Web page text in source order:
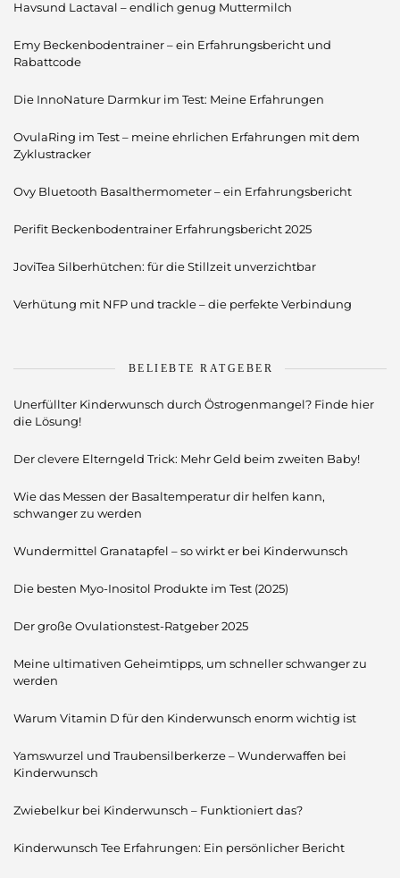
Havsund Lactaval – endlich genug Muttermilch
Emy Beckenbodentrainer – ein Erfahrungsbericht und
Rabattcode
Die InnoNature Darmkur im Test: Meine Erfahrungen
OvulaRing im Test – meine ehrlichen Erfahrungen mit dem
Zyklustracker
Ovy Bluetooth Basalthermometer – ein Erfahrungsbericht
Perifit Beckenbodentrainer Erfahrungsbericht 2025
JoviTea Silberhütchen: für die Stillzeit unverzichtbar
Verhütung mit NFP und trackle – die perfekte Verbindung
BELIEBTE RATGEBER
Unerfüllter Kinderwunsch durch Östrogenmangel? Finde hier
die Lösung!
Der clevere Elterngeld Trick: Mehr Geld beim zweiten Baby!
Wie das Messen der Basaltemperatur dir helfen kann,
schwanger zu werden
Wundermittel Granatapfel – so wirkt er bei Kinderwunsch
Die besten Myo-Inositol Produkte im Test (2025)
Der große Ovulationstest-Ratgeber 2025
Meine ultimativen Geheimtipps, um schneller schwanger zu
werden
Warum Vitamin D für den Kinderwunsch enorm wichtig ist
Yamswurzel und Traubensilberkerze – Wunderwaffen bei
Kinderwunsch
Zwiebelkur bei Kinderwunsch – Funktioniert das?
Kinderwunsch Tee Erfahrungen: Ein persönlicher Bericht